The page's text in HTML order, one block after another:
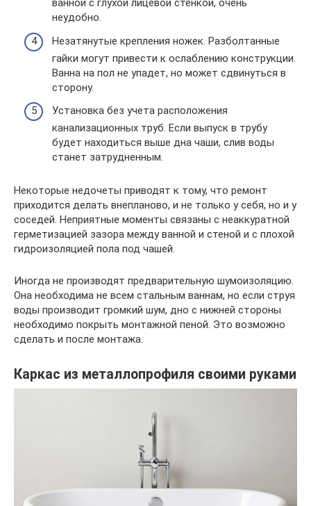
ванной с глухой лицевой стенкой, очень
неудобно.
Незатянутые крепления ножек. Разболтанные
гайки могут привести к ослаблению конструкции.
Ванна на пол не упадет, но может сдвинуться в
сторону.
Установка без учета расположения
канализационных труб. Если выпуск в трубу
будет находиться выше дна чаши, слив воды
станет затрудненным.
Некоторые недочеты приводят к тому, что ремонт
приходится делать внепланово, и не только у себя, но и у
соседей. Неприятные моменты связаны с неаккуратной
герметизацией зазора между ванной и стеной и с плохой
гидроизоляцией пола под чашей.
Иногда не производят предварительную шумоизоляцию.
Она необходима не всем стальным ваннам, но если струя
воды производит громкий шум, дно с нижней стороны
необходимо покрыть монтажной пеной. Это возможно
сделать и после монтажа.
Каркас из металлопрофиля своими руками